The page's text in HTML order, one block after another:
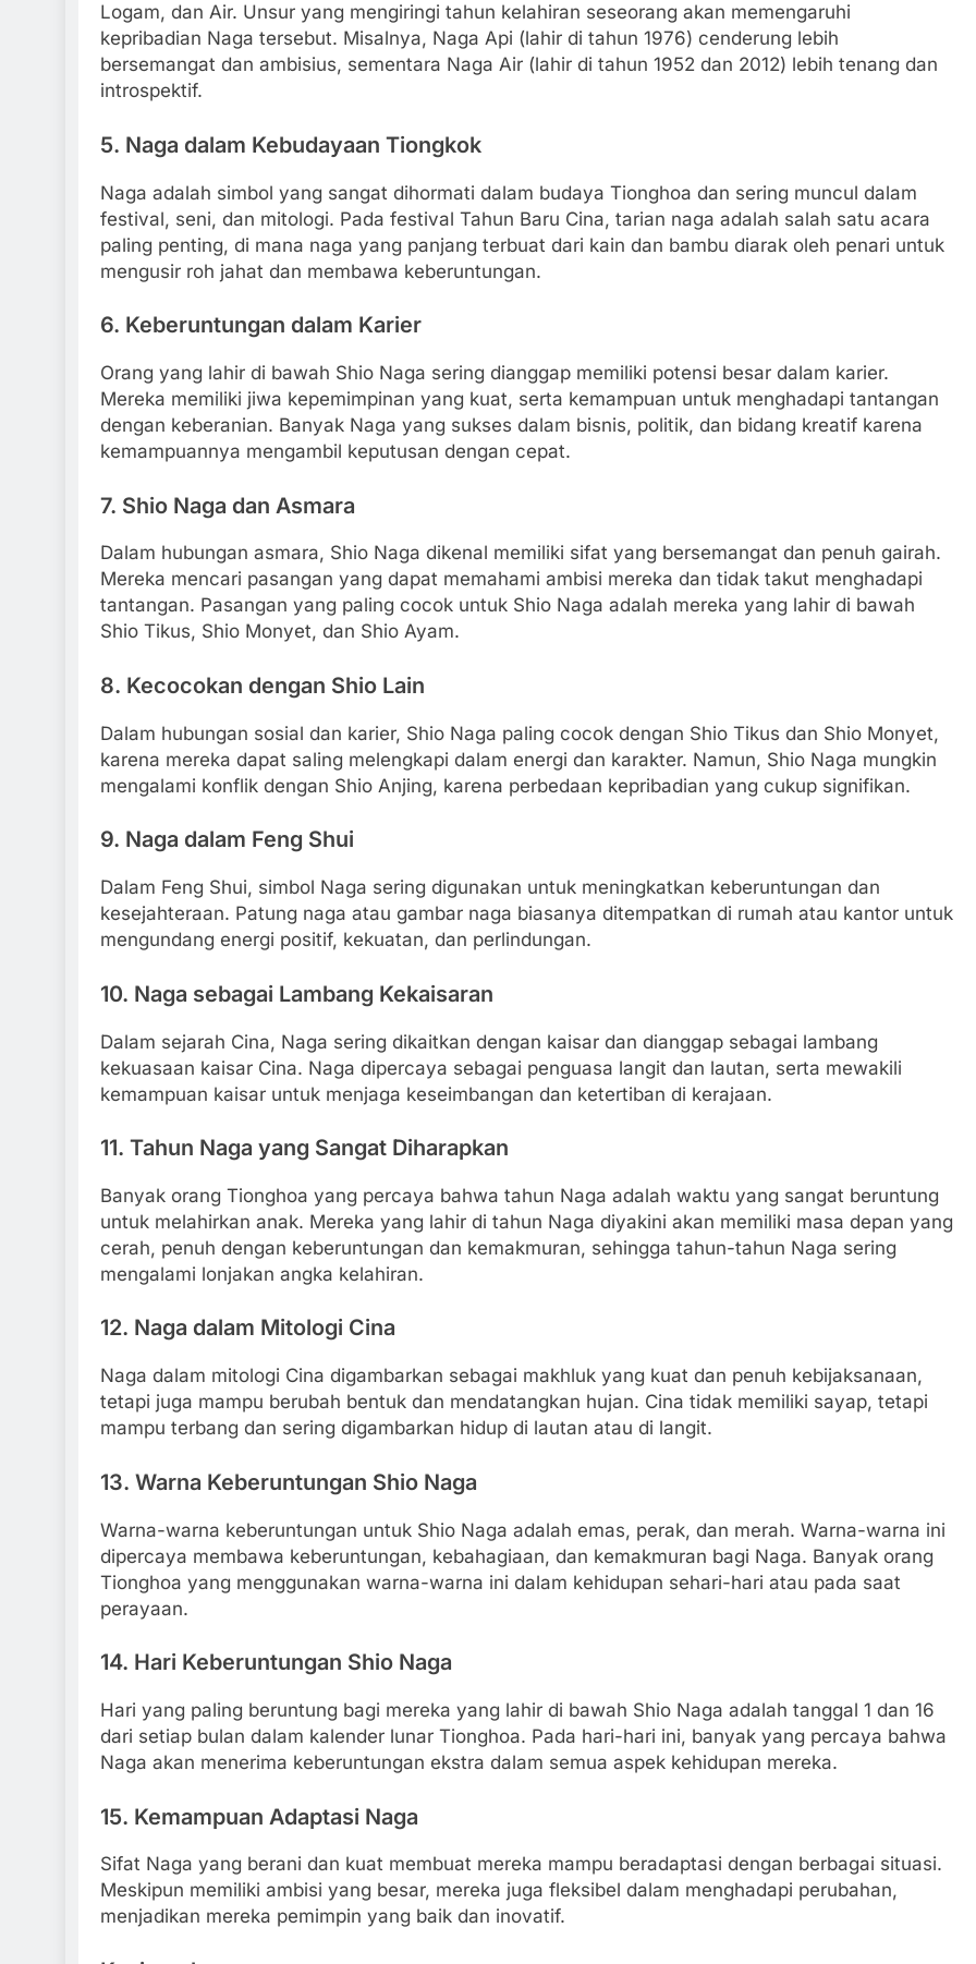
Logam, dan Air. Unsur yang mengiringi tahun kelahiran seseorang akan memengaruhi
kepribadian Naga tersebut. Misalnya, Naga Api (lahir di tahun 1976) cenderung lebih
bersemangat dan ambisius, sementara Naga Air (lahir di tahun 1952 dan 2012) lebih tenang dan
introspektif.
5. Naga dalam Kebudayaan Tiongkok
Naga adalah simbol yang sangat dihormati dalam budaya Tionghoa dan sering muncul dalam
festival, seni, dan mitologi. Pada festival Tahun Baru Cina, tarian naga adalah salah satu acara
paling penting, di mana naga yang panjang terbuat dari kain dan bambu diarak oleh penari untuk
mengusir roh jahat dan membawa keberuntungan.
6. Keberuntungan dalam Karier
Orang yang lahir di bawah Shio Naga sering dianggap memiliki potensi besar dalam karier.
Mereka memiliki jiwa kepemimpinan yang kuat, serta kemampuan untuk menghadapi tantangan
dengan keberanian. Banyak Naga yang sukses dalam bisnis, politik, dan bidang kreatif karena
kemampuannya mengambil keputusan dengan cepat.
7. Shio Naga dan Asmara
Dalam hubungan asmara, Shio Naga dikenal memiliki sifat yang bersemangat dan penuh gairah.
Mereka mencari pasangan yang dapat memahami ambisi mereka dan tidak takut menghadapi
tantangan. Pasangan yang paling cocok untuk Shio Naga adalah mereka yang lahir di bawah
Shio Tikus, Shio Monyet, dan Shio Ayam.
8. Kecocokan dengan Shio Lain
Dalam hubungan sosial dan karier, Shio Naga paling cocok dengan Shio Tikus dan Shio Monyet,
karena mereka dapat saling melengkapi dalam energi dan karakter. Namun, Shio Naga mungkin
mengalami konflik dengan Shio Anjing, karena perbedaan kepribadian yang cukup signifikan.
9. Naga dalam Feng Shui
Dalam Feng Shui, simbol Naga sering digunakan untuk meningkatkan keberuntungan dan
kesejahteraan. Patung naga atau gambar naga biasanya ditempatkan di rumah atau kantor untuk
mengundang energi positif, kekuatan, dan perlindungan.
10. Naga sebagai Lambang Kekaisaran
Dalam sejarah Cina, Naga sering dikaitkan dengan kaisar dan dianggap sebagai lambang
kekuasaan kaisar Cina. Naga dipercaya sebagai penguasa langit dan lautan, serta mewakili
kemampuan kaisar untuk menjaga keseimbangan dan ketertiban di kerajaan.
11. Tahun Naga yang Sangat Diharapkan
Banyak orang Tionghoa yang percaya bahwa tahun Naga adalah waktu yang sangat beruntung
untuk melahirkan anak. Mereka yang lahir di tahun Naga diyakini akan memiliki masa depan yang
cerah, penuh dengan keberuntungan dan kemakmuran, sehingga tahun-tahun Naga sering
mengalami lonjakan angka kelahiran.
12. Naga dalam Mitologi Cina
Naga dalam mitologi Cina digambarkan sebagai makhluk yang kuat dan penuh kebijaksanaan,
tetapi juga mampu berubah bentuk dan mendatangkan hujan. Cina tidak memiliki sayap, tetapi
mampu terbang dan sering digambarkan hidup di lautan atau di langit.
13. Warna Keberuntungan Shio Naga
Warna-warna keberuntungan untuk Shio Naga adalah emas, perak, dan merah. Warna-warna ini
dipercaya membawa keberuntungan, kebahagiaan, dan kemakmuran bagi Naga. Banyak orang
Tionghoa yang menggunakan warna-warna ini dalam kehidupan sehari-hari atau pada saat
perayaan.
14. Hari Keberuntungan Shio Naga
Hari yang paling beruntung bagi mereka yang lahir di bawah Shio Naga adalah tanggal 1 dan 16
dari setiap bulan dalam kalender lunar Tionghoa. Pada hari-hari ini, banyak yang percaya bahwa
Naga akan menerima keberuntungan ekstra dalam semua aspek kehidupan mereka.
15. Kemampuan Adaptasi Naga
Sifat Naga yang berani dan kuat membuat mereka mampu beradaptasi dengan berbagai situasi.
Meskipun memiliki ambisi yang besar, mereka juga fleksibel dalam menghadapi perubahan,
menjadikan mereka pemimpin yang baik dan inovatif.